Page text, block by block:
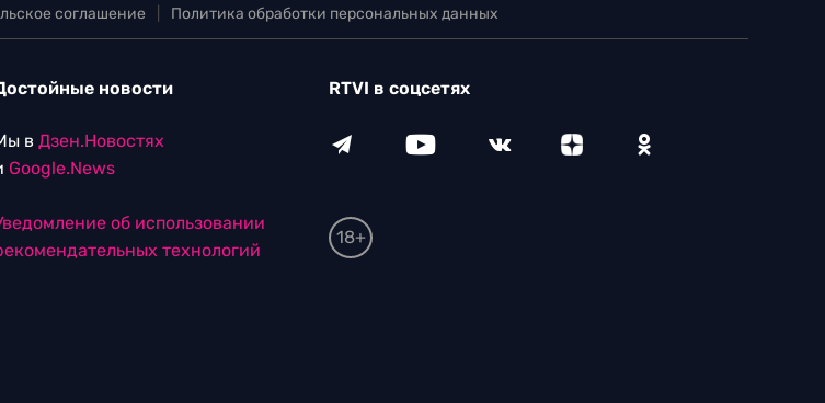
соглашение Политика обработки персональных данных
новости
в Дзен.Новостях
Google.News
об использовании
технологий
RTVI в соцсетях
18+